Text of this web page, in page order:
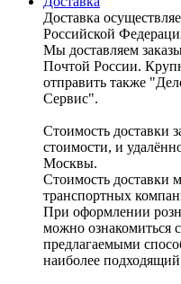
Доставка
Российской
Мы доставляем
Почтой России.
отправить также
Сервис".
Стоимость доставки
стоимости, и
Москвы.
Стоимость доставки
транспортных
При оформлении
можно ознакомиться
предлагаемыми
наиболее